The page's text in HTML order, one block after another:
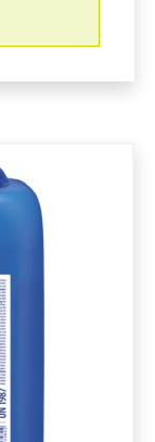
Diversey
10STK
Diversey
mL
VOC/VE